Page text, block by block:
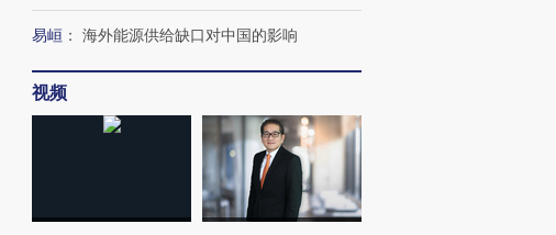
易峘 ： 海外能源供给缺口对中国的影响
视频